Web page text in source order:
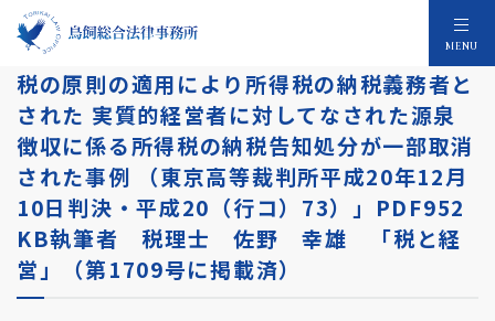
MENU
税務判例研究報告 第58回 「実質所得者課
税の原則の適用により所得税の納税義務者と
された 実質的経営者に対してなされた源泉
徴収に係る所得税の納税告知処分が一部取消
された事例 （東京高等裁判所平成20年12月
10日判決・平成20（行コ）73）」PDF952
KB執筆者 税理士 佐野 幸雄 「税と経
営」（第1709号に掲載済）